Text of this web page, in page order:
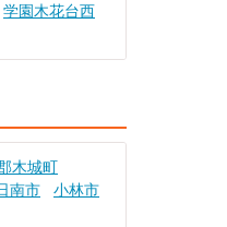
学園木花台西
木城町
南市
小林市